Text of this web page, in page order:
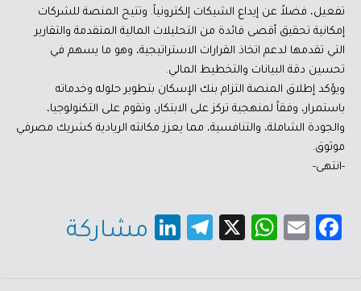
تفعيل، فضلاً عن إيداع الشيكات إلكترونياً. وتتيح المنصة للشركات
إمكانية تحقيق أقصى فائدة من التحليلات المالية المتقدمة والتقارير
التي تقدمها لدعم اتخاذ القرارات الاستراتيجية، وهو ما يسهم في
تحسين دقة البيانات والتخطيط المالي.
ويؤكد إطلاق المنصة التزام بنك الإسكان بتطوير حلوله وخدماته
باستمرار، وفقاً لمنهجية تركز على الابتكار، وتقوم على التكنولوجيا،
والجودة الشاملة، والتنافسية، مما يعزز مكانته الريادية كشريك مصرفي
موثوق.
-انتهى-
Fa
E
W
X
Te
Li
مشاركة